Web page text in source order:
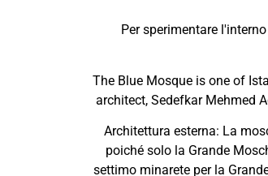
Per sperimentare
The Blue Mosque is one of
architect, Sedefkar Mehmed
Architettura esterna: La
poiché solo la Grande
settimo minarete per la